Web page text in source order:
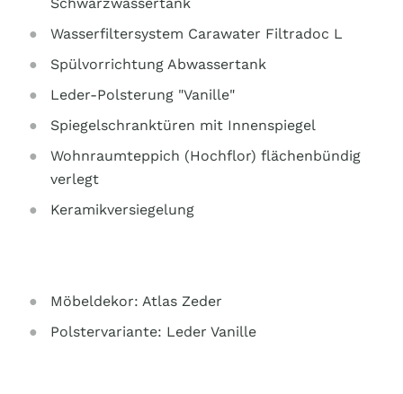
Wasserfiltersystem Carawater Filtradoc L
Spülvorrichtung Abwassertank
Leder-Polsterung "Vanille"
Spiegelschranktüren mit Innenspiegel
Wohnraumteppich (Hochflor) flächenbündig
verlegt
Keramikversiegelung
Möbeldekor: Atlas Zeder
Polstervariante: Leder Vanille